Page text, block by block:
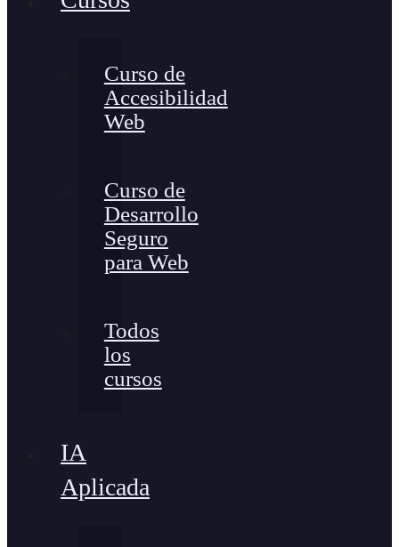
Curso de
Accesibilidad
Web
Curso de
Desarrollo
Seguro
para Web
Todos
los
cursos
IA
Aplicada